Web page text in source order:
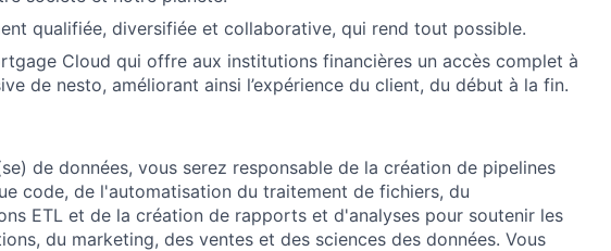
qualifiée, diversifiée et collaborative, qui rend tout possible.
Cloud qui offre aux institutions financières un accès complet à
de nesto, améliorant ainsi l’expérience du client, du début à la fin.
de données, vous serez responsable de la création de pipelines
code, de l'automatisation du traitement de fichiers, du
ETL et de la création de rapports et d'analyses pour soutenir les
du marketing, des ventes et des sciences des données. Vous